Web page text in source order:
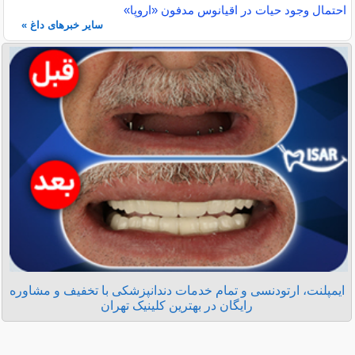
احتمال وجود حیات در اقیانوس مدفون «اروپا»
سایر خبرهای داغ »
ایمپلنت، ارتودنسی و تمام خدمات دندانپزشکی با تخفیف و مشاوره
رایگان در بهترین کلینیک تهران